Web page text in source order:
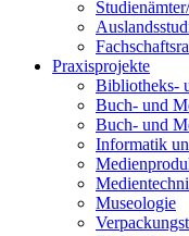
Praxisprojekte
Bibliotheks-
Buch- und
Buch- und
Informatik
Museologie